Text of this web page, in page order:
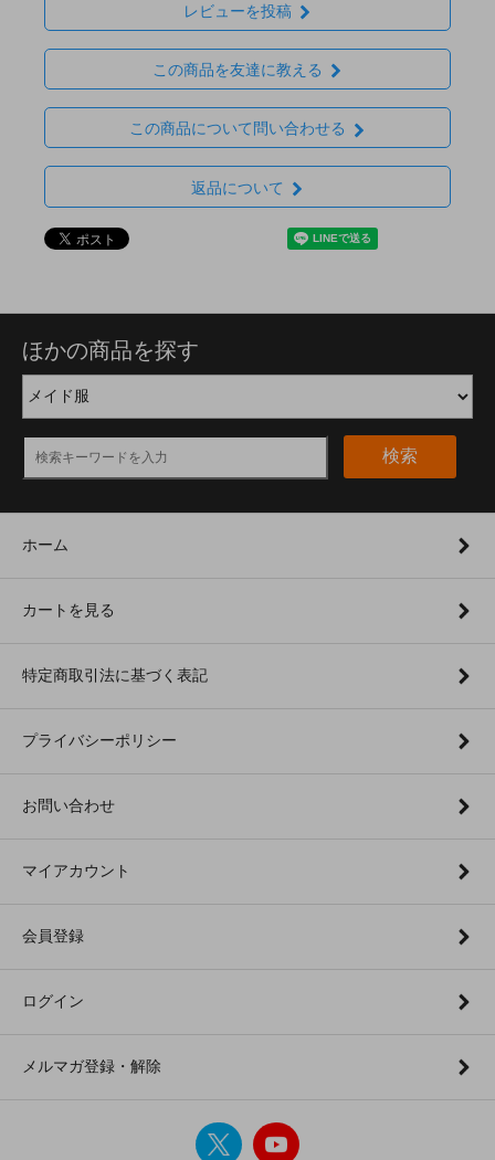
レビューを投稿
この商品を友達に教える
この商品について問い合わせる
返品について
ほかの商品を探す
検索
ホーム
カートを見る
特定商取引法に基づく表記
プライバシーポリシー
お問い合わせ
マイアカウント
会員登録
ログイン
メルマガ登録・解除